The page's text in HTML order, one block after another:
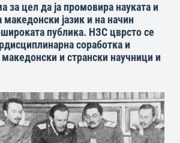
за цел да ја промовира науката и
македонски јазик и на начин
публика. НЗС цврсто се
соработка и
и странски научници и